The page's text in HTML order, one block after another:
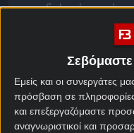
Σεβόμαστε
Εμείς και οι συνεργάτες
πρόσβαση σε
και επεξεργαζόμαστε
αναγνωριστικοί και
σπουδαία νίκη επί
ευκαιρία να ζήσεις
Οι «κιτρινόμαυροι»
όπου και θα
(11/12, 19:45) κι εσύ
αποστολής, μαζί με
μοναδικό